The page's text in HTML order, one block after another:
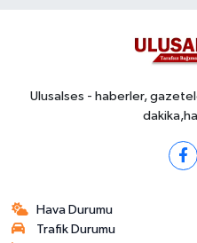
Ulusalses - haberler,
Hava Durumu
Trafik Durumu